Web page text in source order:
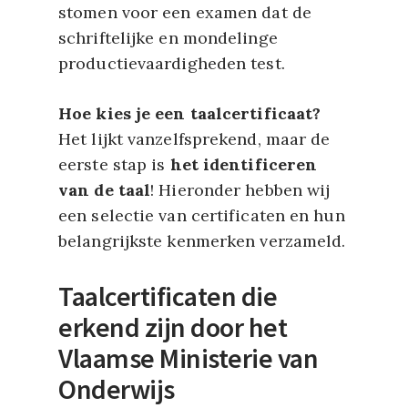
stomen voor een examen dat de
schriftelijke en mondelinge
productievaardigheden test.
Hoe kies je een taalcertificaat?
Het lijkt vanzelfsprekend, maar de
eerste stap is het identificeren
van de taal! Hieronder hebben wij
een selectie van certificaten en hun
belangrijkste kenmerken verzameld.
Taalcertificaten die
erkend zijn door het
Vlaamse Ministerie van
Onderwijs